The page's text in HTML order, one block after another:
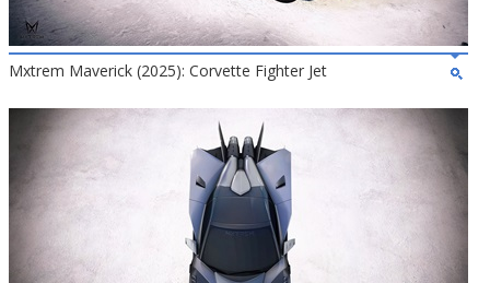
Mxtrem Maverick (2025): Corvette Fighter Jet